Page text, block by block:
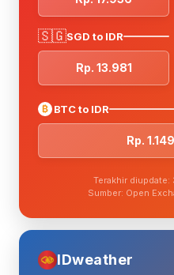
🇸🇬SGD to IDR
Rp. 13.981
₿ BTC to IDR
Rp.
Terakhir diupdate:
Sumber: Open
IDweather